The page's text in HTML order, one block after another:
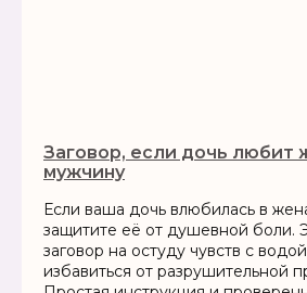
Заговор, если дочь любит
мужчину
Если ваша дочь влюбилась в
защитите её от душевной боли.
заговор на остуду чувств с
избавиться от разрушительной